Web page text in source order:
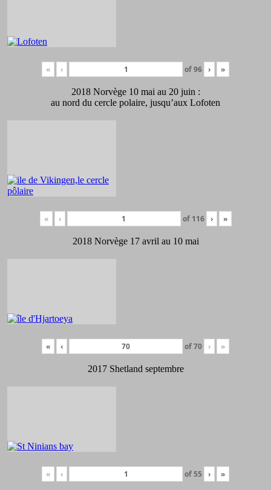
« ‹ of96 › »
2018 Norvège 10 mai au 20 juin :
au nord du cercle polaire, jusqu’aux Lofoten
« ‹ of 116 › »
2018 Norvège 17 avril au 10 mai
« ‹ of70 › »
2017 Shetland septembre
« ‹ of55 › »